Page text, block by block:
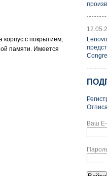
корпус с покрытием,
памяти. Имеется
Ваш E-